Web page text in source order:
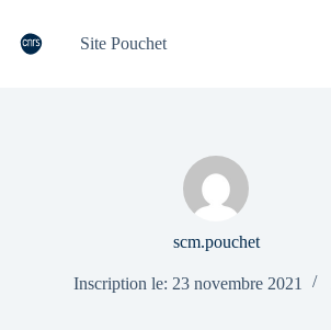
contenu
Site Pouchet
scm.pouchet
Inscription le: 23 novembre 2021